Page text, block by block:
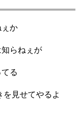
ぇか
らねぇが
る
見せてやるよ